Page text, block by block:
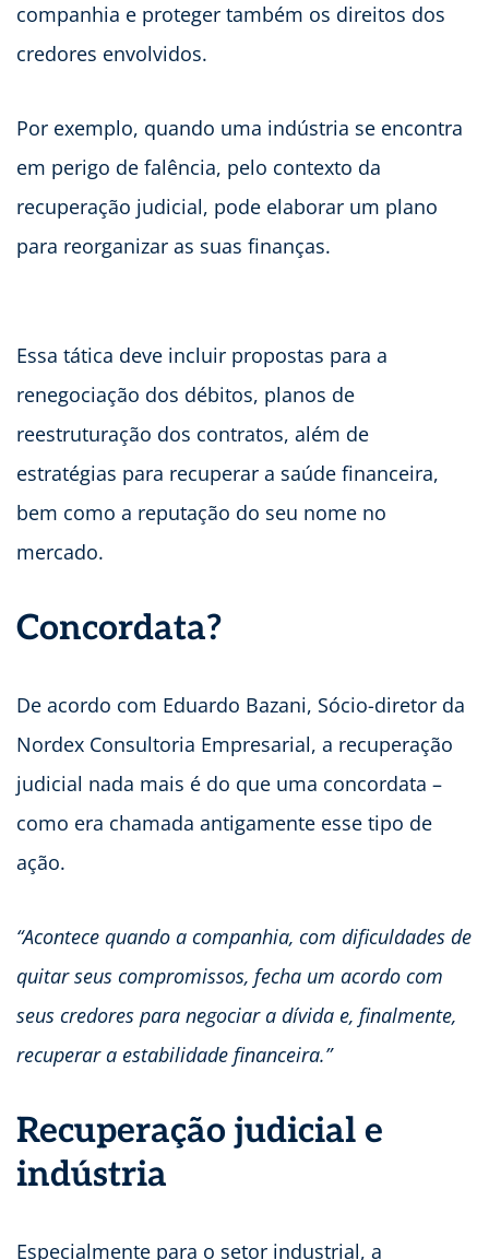
companhia e proteger também os direitos dos
credores envolvidos.
Por exemplo, quando uma indústria se encontra
em perigo de falência, pelo contexto da
recuperação judicial, pode elaborar um plano
para reorganizar as suas finanças.
Essa tática deve incluir propostas para a
renegociação dos débitos, planos de
reestruturação dos contratos, além de
estratégias para recuperar a saúde financeira,
bem como a reputação do seu nome no
mercado.
Concordata?
De acordo com Eduardo Bazani, Sócio-diretor da
Nordex Consultoria Empresarial, a recuperação
judicial nada mais é do que uma concordata –
como era chamada antigamente esse tipo de
ação.
“Acontece quando a companhia, com dificuldades de
quitar seus compromissos, fecha um acordo com
seus credores para negociar a dívida e, finalmente,
recuperar a estabilidade financeira.”
Recuperação judicial e
indústria
Especialmente para o setor industrial, a